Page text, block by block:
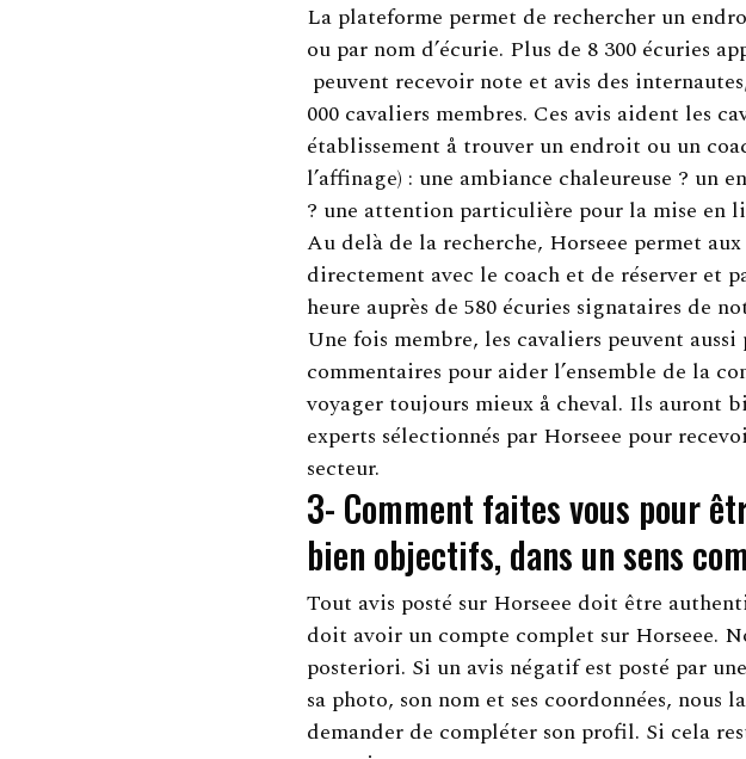
La plateforme permet de rechercher un
ou par nom d’écurie. Plus de 8 300 écuries
peuvent recevoir note et avis des
000 cavaliers membres. Ces avis aident les
établissement å trouver un endroit ou un
l’affinage) : une ambiance chaleureuse ? un
? une attention particulière pour la mise en
Au delà de la recherche, Horseee permet
directement avec le coach et de réserver et
heure auprès de 580 écuries signataires de
Une fois membre, les cavaliers peuvent
commentaires pour aider l’ensemble de la
voyager toujours mieux å cheval. Ils auront
experts sélectionnés par Horseee pour
secteur.
3- Comment faites vous pour
bien objectifs, dans un sens
Tout avis posté sur Horseee doit être
doit avoir un compte complet sur Horseee.
posteriori. Si un avis négatif est posté par
sa photo, son nom et ses coordonnées, nous
demander de compléter son profil. Si cela